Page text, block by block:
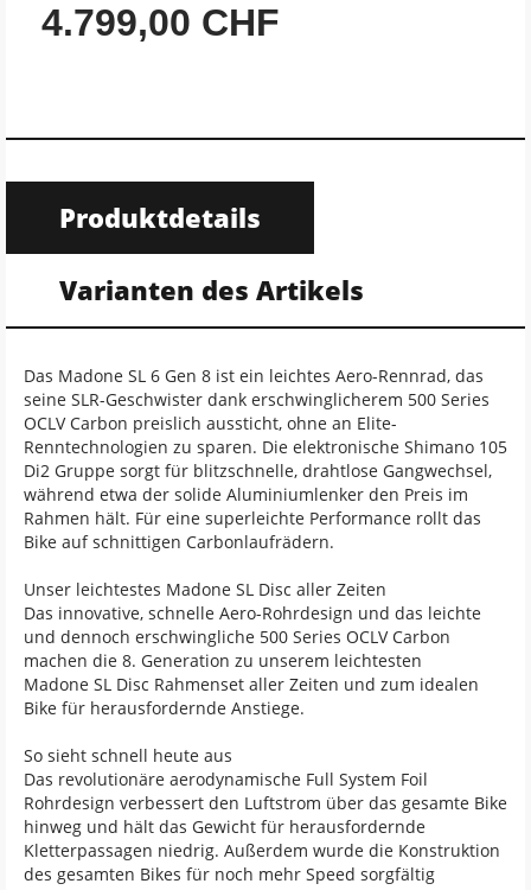
4.799,00 CHF
Produktdetails
Varianten des Artikels
Das Madone SL 6 Gen 8 ist ein leichtes Aero-Rennrad, das
seine SLR-Geschwister dank erschwinglicherem 500 Series
OCLV Carbon preislich aussticht, ohne an Elite-
Renntechnologien zu sparen. Die elektronische Shimano 105
Di2 Gruppe sorgt für blitzschnelle, drahtlose Gangwechsel,
während etwa der solide Aluminiumlenker den Preis im
Rahmen hält. Für eine superleichte Performance rollt das
Bike auf schnittigen Carbonlaufrädern.
Unser leichtestes Madone SL Disc aller Zeiten
Das innovative, schnelle Aero-Rohrdesign und das leichte
und dennoch erschwingliche 500 Series OCLV Carbon
machen die 8. Generation zu unserem leichtesten
Madone SL Disc Rahmenset aller Zeiten und zum idealen
Bike für herausfordernde Anstiege.
So sieht schnell heute aus
Das revolutionäre aerodynamische Full System Foil
Rohrdesign verbessert den Luftstrom über das gesamte Bike
hinweg und hält das Gewicht für herausfordernde
Kletterpassagen niedrig. Außerdem wurde die Konstruktion
des gesamten Bikes für noch mehr Speed sorgfältig